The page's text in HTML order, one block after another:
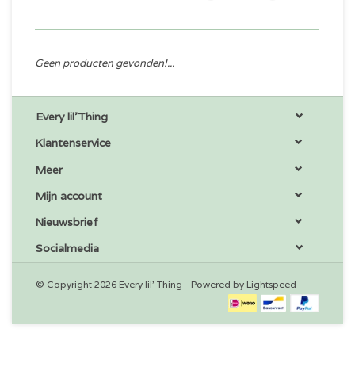
Geen producten gevonden!...
Every lil'Thing
Klantenservice
Meer
Mijn account
Nieuwsbrief
Socialmedia
© Copyright 2026 Every lil' Thing - Powered by Lightspeed